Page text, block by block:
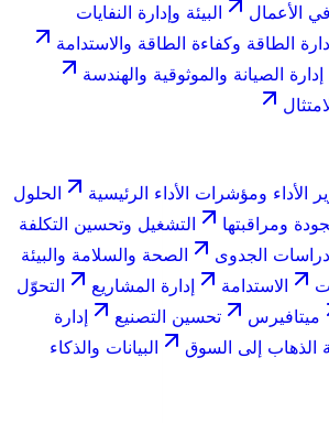
الأعمال
البيئة وإدارة النفايات
الطاقة وكفاءة الطاقة والاستدامة
إدارة الصيانة والموثوقية والهندسة
الأداء ومؤشرات الأداء الرئيسية
الحلول
ومراقبتها
التشغيل وتحسين التكلفة
دراسات الجدوى
الصحة والسلامة والبيئة
الاستدامة إدارة المشاريع
التحوّل
ميتافيرس تحسين التصنيع
إدارة
الذهاب إلى السوق
البيانات والذكاء